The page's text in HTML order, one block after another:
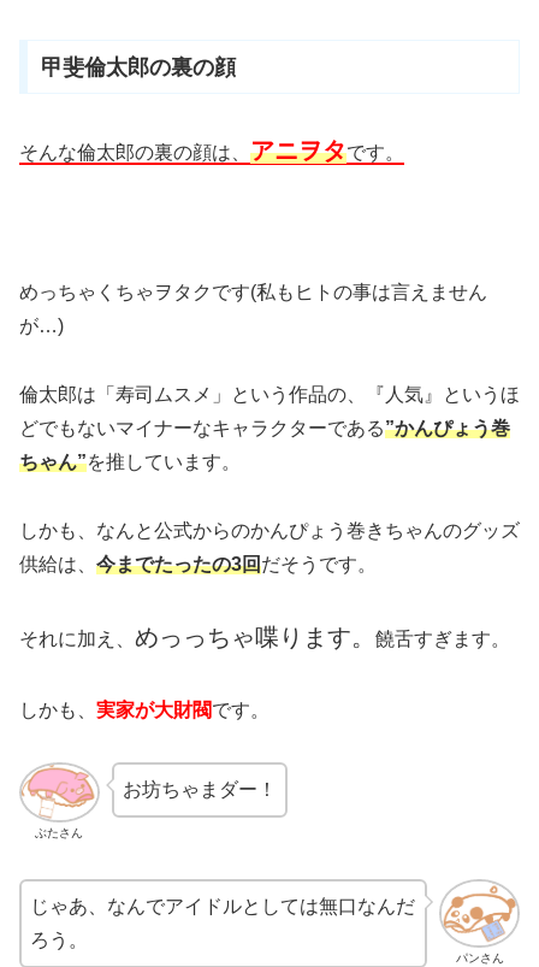
甲斐倫太郎の裏の顔
そんな倫太郎の裏の顔は、 アニヲタです。
めっちゃくちゃヲタクです(私もヒトの事は言えません
が…)
倫太郎は「寿司ムスメ」という作品の、『人気』というほ
どでもないマイナーなキャラクターである”かんぴょう巻
ちゃん”を推しています。
しかも、なんと公式からのかんぴょう巻きちゃんのグッズ
供給は、 今までたったの3回だそうです。
それに加え、 めっっちゃ喋ります。 饒舌すぎます。
しかも、 実家が大財閥です。
ぶたさん
お坊ちゃまダー！
パンさん
じゃあ、なんでアイドルとしては無口なんだ
ろう。